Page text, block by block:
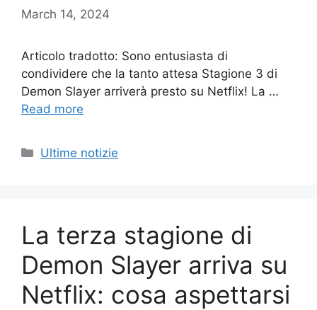
March 14, 2024
Articolo tradotto: Sono entusiasta di
condividere che la tanto attesa Stagione 3 di
Demon Slayer arriverà presto su Netflix! La …
Read more
Categories
Ultime notizie
La terza stagione di
Demon Slayer arriva su
Netflix: cosa aspettarsi